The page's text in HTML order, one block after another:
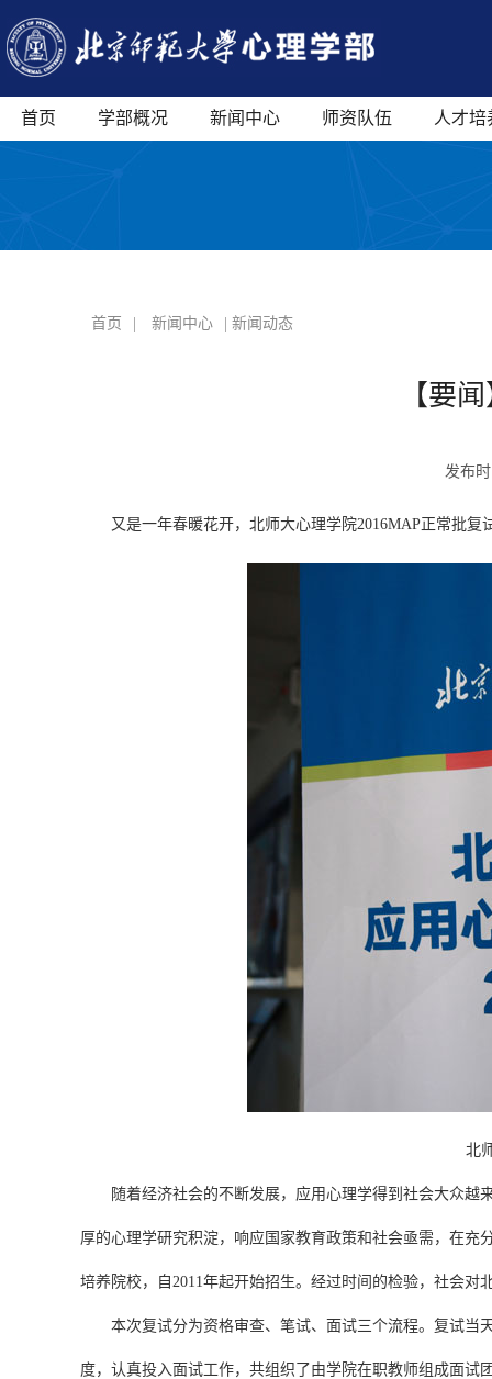
首页 学部概况 新闻中心 师资队伍 人才培
首页 新闻中心 | 新闻动态
【要
发布
又是一年春暖花开，北师大心理学院2016MAP正常批复
北
随着经济社会的不断发展，应用心理学得到社会大众越来
厚的心理学研究积淀，响应国家教育政策和社会亟需，在
培养院校，自2011年起开始招生。经过时间的检验，社会对
本次复试分为资格审查、笔试、面试三个流程。复试当
度，认真投入面试工作，共组织了由学院在职教师组成面